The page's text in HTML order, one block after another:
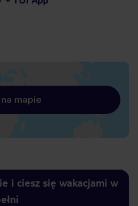
mapie
i ciesz się wakacjami w